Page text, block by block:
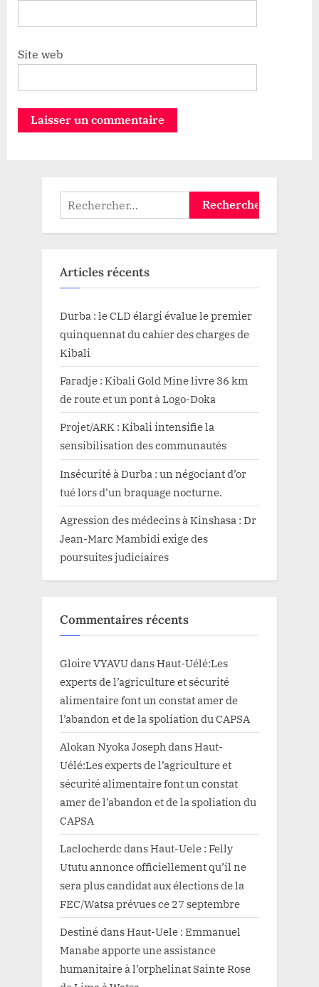
Site web
Rechercher :
Articles récents
Durba : le CLD élargi évalue le premier
quinquennat du cahier des charges de
Kibali
Faradje : Kibali Gold Mine livre 36 km
de route et un pont à Logo-Doka
Projet/ARK : Kibali intensifie la
sensibilisation des communautés
Insécurité à Durba : un négociant d’or
tué lors d’un braquage nocturne.
Agression des médecins à Kinshasa : Dr
Jean-Marc Mambidi exige des
poursuites judiciaires
Commentaires récents
Gloire VYAVUdansHaut-Uélé:Les
experts de l’agriculture et sécurité
alimentaire font un constat amer de
l’abandon et de la spoliation du CAPSA
Alokan Nyoka JosephdansHaut-
Uélé:Les experts de l’agriculture et
sécurité alimentaire font un constat
amer de l’abandon et de la spoliation du
CAPSA
Laclocherdc dansHaut-Uele : Felly
Ututu annonce officiellement qu’il ne
sera plus candidat aux élections de la
FEC/Watsa prévues ce 27 septembre
DestinédansHaut-Uele : Emmanuel
Manabe apporte une assistance
humanitaire à l’orphelinat Sainte Rose